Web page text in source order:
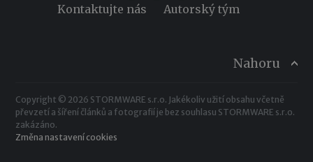
Kontaktujte nás Autorský tým
Nahoru
Copyright © 2026 STORMWARE s.r.o. Jakékoliv užití obsahu včetně
převzetí a šíření článků a fotografií je bez souhlasu STORMWARE s.r.o.
zakázáno.
Změna nastavení cookies